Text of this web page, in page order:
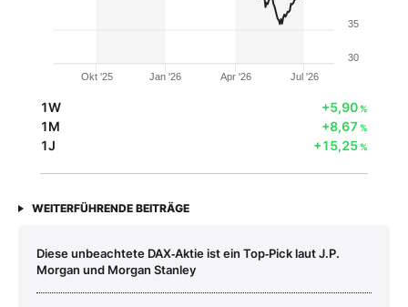
Okt '25 Jan '26 Apr '26 Jul '26
30
35
1W +5,90%
1M +8,67 %
1J +15,25%
WEITERFÜHRENDE BEITRÄGE
Diese unbeachtete DAX‑Aktie ist ein Top‑Pick laut J.P.
Morgan und Morgan Stanley